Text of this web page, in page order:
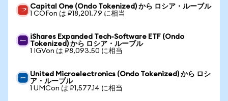
Capital One (Ondo Tokenized) から ロシア・ルーブル
1 COFon は ₽18,201.79 に相当
iShares Expanded Tech-Software ETF (Ondo
Tokenized) から ロシア・ルーブル
1 IGVon は ₽8,093.50 に相当
United Microelectronics (Ondo Tokenized) から ロシ
ア・ルーブル
1 UMCon は ₽1,577.14 に相当